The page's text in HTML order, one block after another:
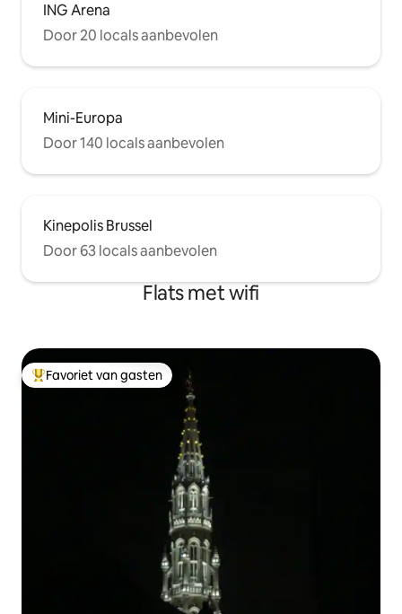
ING Arena
Door 20 locals aanbevolen
Mini-Europa
Door 140 locals aanbevolen
Kinepolis Brussel
Door 63 locals aanbevolen
Flats met wifi
Topfavoriet van gasten
Favoriet van gasten